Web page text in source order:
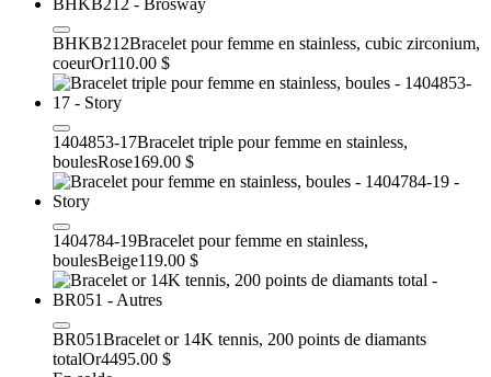
BHKB212Bracelet pour femme en stainless, cubic zirconium,
coeurOr110.00 $
1404853-17Bracelet triple pour femme en stainless,
boulesRose169.00 $
1404784-19Bracelet pour femme en stainless,
boulesBeige119.00 $
BR051Bracelet or 14K tennis, 200 points de diamants
totalOr4495.00 $